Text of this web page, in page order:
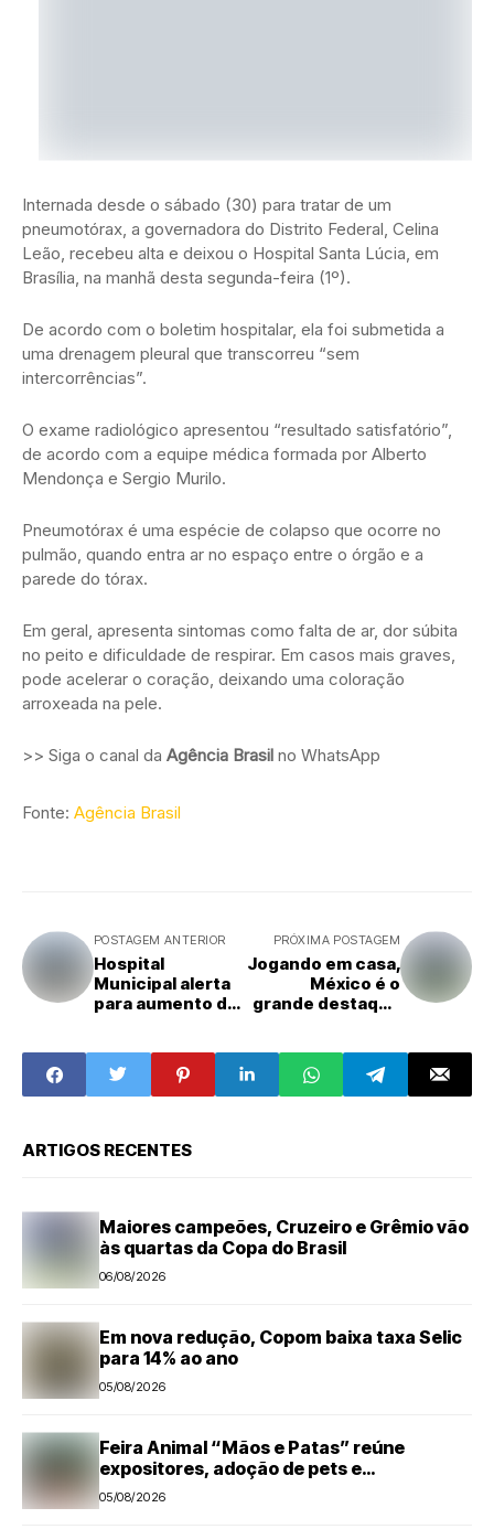
Internada desde o sábado (30) para tratar de um
pneumotórax, a governadora do Distrito Federal, Celina
Leão, recebeu alta e deixou o Hospital Santa Lúcia, em
Brasília, na manhã desta segunda-feira (1º).
De acordo com o boletim hospitalar, ela foi submetida a
uma drenagem pleural que transcorreu “sem
intercorrências”.
O exame radiológico apresentou “resultado satisfatório”,
de acordo com a equipe médica formada por Alberto
Mendonça e Sergio Murilo.
Pneumotórax é uma espécie de colapso que ocorre no
pulmão, quando entra ar no espaço entre o órgão e a
parede do tórax.
Em geral, apresenta sintomas como falta de ar, dor súbita
no peito e dificuldade de respirar. Em casos mais graves,
pode acelerar o coração, deixando uma coloração
arroxeada na pele.
>> Siga o canal da Agência Brasil no WhatsApp
Fonte: Agência Brasil
POSTAGEM ANTERIOR
Hospital
Municipal alerta
para aumento de
crianças nesta
época do ano
PRÓXIMA POSTAGEM
Jogando em casa,
México é o
grande destaque
ARTIGOS RECENTES
Maiores campeões, Cruzeiro e Grêmio vão
às quartas da Copa do Brasil
06/08/2026
Em nova redução, Copom baixa taxa Selic
para 14% ao ano
05/08/2026
Feira Animal “Mãos e Patas” reúne
expositores, adoção de pets e
microchipagem gratuita neste sábado em
Santa Bárbara d’Oeste
05/08/2026